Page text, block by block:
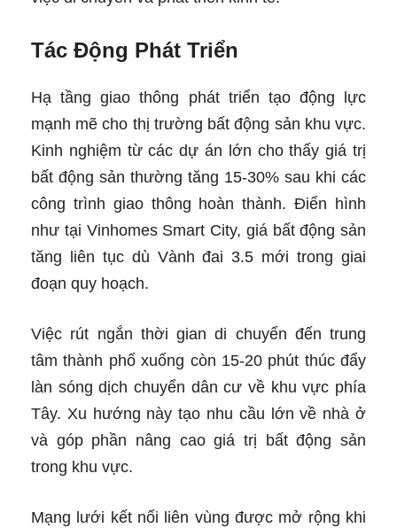
Tác Động Phát Triển
Hạ tầng giao thông phát triển tạo động lực
mạnh mẽ cho thị trường bất động sản khu vực.
Kinh nghiệm từ các dự án lớn cho thấy giá trị
bất động sản thường tăng 15-30% sau khi các
công trình giao thông hoàn thành. Điển hình
như tại Vinhomes Smart City, giá bất động sản
tăng liên tục dù Vành đai 3.5 mới trong giai
đoạn quy hoạch.
Việc rút ngắn thời gian di chuyển đến trung
tâm thành phố xuống còn 15-20 phút thúc đẩy
làn sóng dịch chuyển dân cư về khu vực phía
Tây. Xu hướng này tạo nhu cầu lớn về nhà ở
và góp phần nâng cao giá trị bất động sản
trong khu vực.
Mạng lưới kết nối liên vùng được mở rộng khi